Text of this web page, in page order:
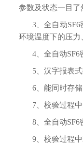
参数及状态一目了
3、全自动
环境温度下的压
4、全自动
5、汉字报表
6、能同时存
7、校验过程
8、全自动
9、校验过程